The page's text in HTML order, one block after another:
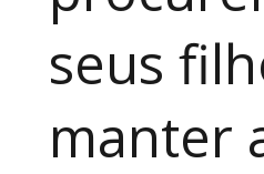
seus
manter